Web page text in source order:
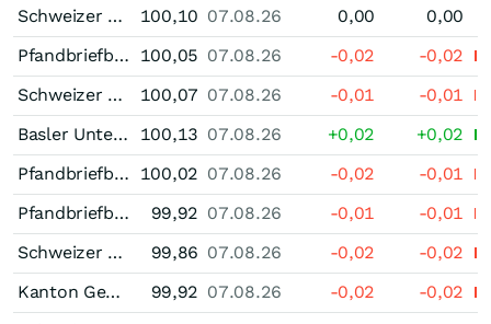
Schweizer Kantonalbanken Pfandbrief 0,375 % bis 12/26
100,10 07.08.26 0,00
0,00
Pfandbriefbank der schweizerischen Hypothekarinstitute Pfandbrief 0,25 % bis 01/27
100,05 07.08.26 -0,02
-0,02
Schweizer Kantonalbanken Pfandbrief 0,25 % bis 05/27
100,07 07.08.26 -0,01
-0,01
Basler Unternehmensanleihe 0,30 % bis 06/27
100,13 07.08.26 +0,02
+0,02
Pfandbriefbank der schweizerischen Hypothekarinstitute Pfandbrief 0,25 % bis 10/26
100,02 07.08.26 -0,02
-0,01
Pfandbriefbank der schweizerischen Hypothekarinstitute Pfandbrief 0,25 % bis 10/27
99,92 07.08.26 -0,01
-0,01
Schweizer Kantonalbanken Pfandbrief 0,375 % bis 07/28
99,86 07.08.26 -0,02
-0,02
Kanton Genf Staatsnahe Anleihen 0,25 % bis 11/27
99,92 07.08.26 -0,02
-0,02